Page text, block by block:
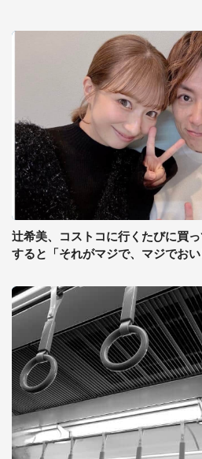
辻希美、コストコに行くたびに買
すると「それがマジで、マジでおい